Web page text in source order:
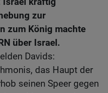
zur
zum König machte
über Israel.
Davids:
das Haupt der
seinen Speer gegen